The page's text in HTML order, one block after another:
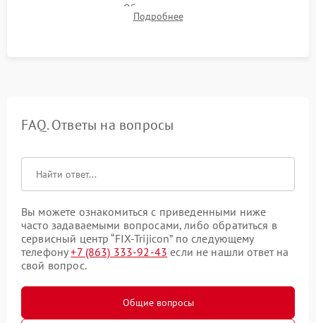
механизма поправок. Обязательное испытание прицела на
ударном стенде для проверки устойчивости к отдаче и
Подробнее
FAQ. Ответы на вопросы
Вы можете ознакомиться с приведенными ниже
часто задаваемыми вопросами, либо обратиться в
сервисный центр “FIX-Trijicon” по следующему
телефону+7 (863) 333-92-43 если не нашли ответ на
свой вопрос.
Общие вопросы